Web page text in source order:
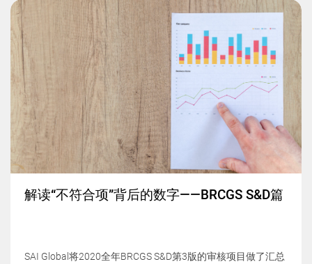
解读“不符合项”背后的数字——BRCGS S&D篇
SAI Global将2020全年BRCGS S&D第3版的审核项目做了汇总